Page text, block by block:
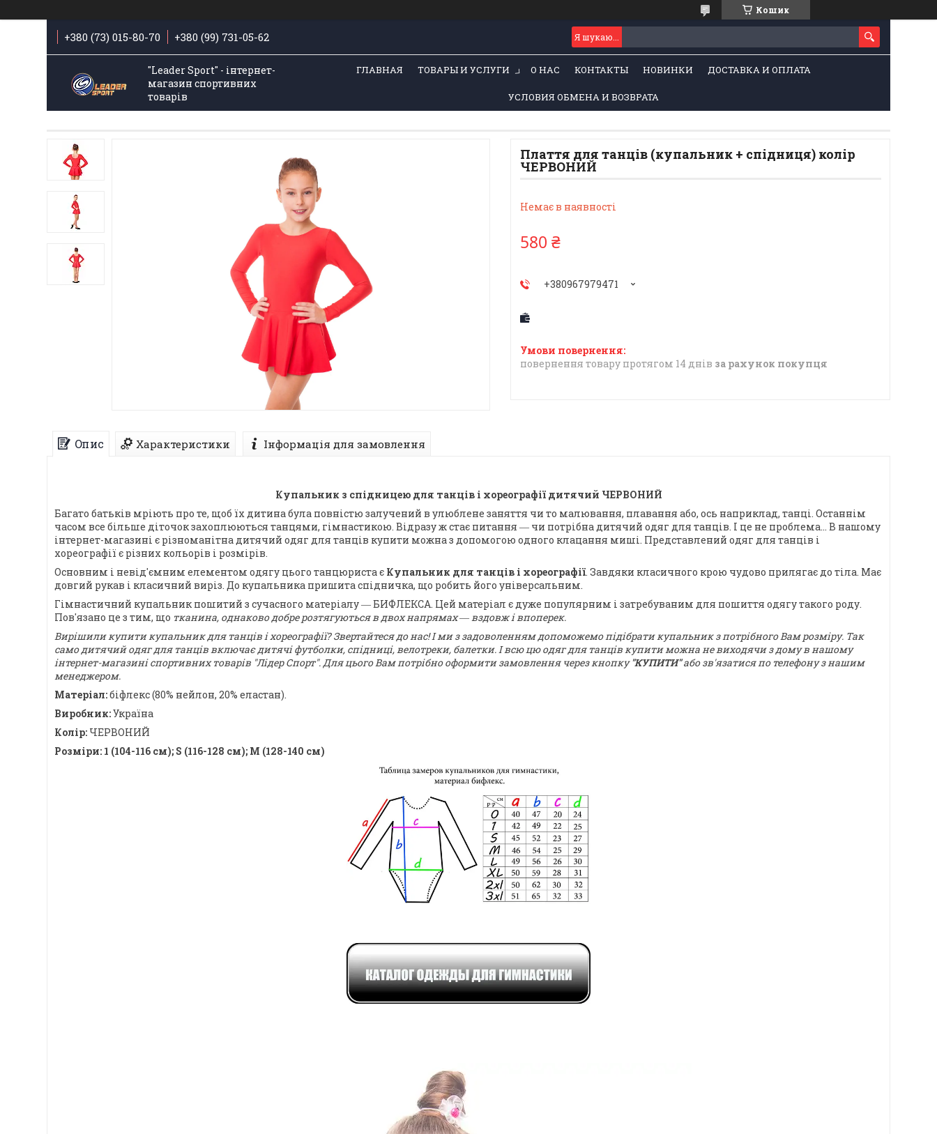
Кошик
+380 (73) 015-80-70 +380 (99) 731-05-62
"Leader Sport" - інтернет-
магазин спортивних
товарів
ГЛАВНАЯ ТОВАРЫ И УСЛУГИ О НАС КОНТАКТЫ НОВИНКИ ДОСТАВКА И ОПЛАТА
УСЛОВИЯ ОБМЕНА И ВОЗВРАТА
Плаття для танців (купальник + спідниця) колір
ЧЕРВОНИЙ
Немає в наявності
580 ₴
+380967979471
повернення товару протягом 14 днів за рахунок покупця
Опис Характеристики Інформація для замовлення
Купальник з спідницею для танців і хореографії дитячий ЧЕРВОНИЙ
Багато батьків мріють про те, щоб їх дитина була повністю залучений в улюблене заняття чи то малювання, плавання або, ось наприклад, танці. Останнім
часом все більше діточок захоплюються танцями, гімнастикою. Відразу ж стає питання ― чи потрібна дитячий одяг для танців. І це не проблема... В нашому
інтернет-магазині є різноманітна дитячий одяг для танців купити можна з допомогою одного клацання миші. Представлений одяг для танців і
хореографії є різних кольорів і розмірів.
Основним і невід'ємним елементом одягу цього танцюриста є Купальник для танців і хореографії. Завдяки класичного крою чудово прилягає до тіла. Має
довгий рукав і класичний виріз. До купальника пришита спідничка, що робить його універсальним.
Гімнастичний купальник пошитий з сучасного матеріалу ― БИФЛЕКСА. Цей матеріал є дуже популярним і затребуваним для пошиття одягу такого роду.
Пов'язано це з тим, що тканина, однаково добре розтягуються в двох напрямах ― вздовж і впоперек.
Вирішили купити купальник для танців і хореографії? Звертайтеся до нас! І ми з задоволенням допоможемо підібрати купальник з потрібного Вам розміру. Так
само дитячий одяг для танців включає дитячі футболки, спідниці, велотреки, балетки.І всю цю одяг для танців купити можна не виходячи з дому в нашому
інтернет-магазині спортивних товарів "Лідер Спорт". Для цього Вам потрібно оформити замовлення через кнопку"КУПИТИ"або зв'язатися по телефону з нашим
менеджером.
Матеріал:біфлекс (80% нейлон, 20% еластан).
Виробник:Україна
Колір: ЧЕРВОНИЙ
Розміри: 1 (104-116 см); S (116-128 см); М (128-140 см)